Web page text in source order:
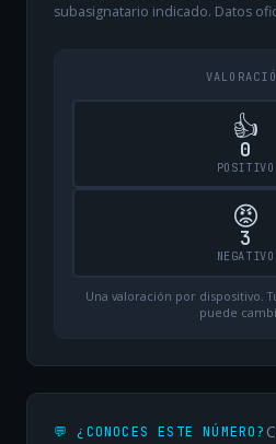
subasignatario indicado. Datos
👍
0
POSITIVO
😡
3
NEGATIVO
Una valoración por dispositivo.
puede
💬 ¿CONOCES ESTE NÚMERO?